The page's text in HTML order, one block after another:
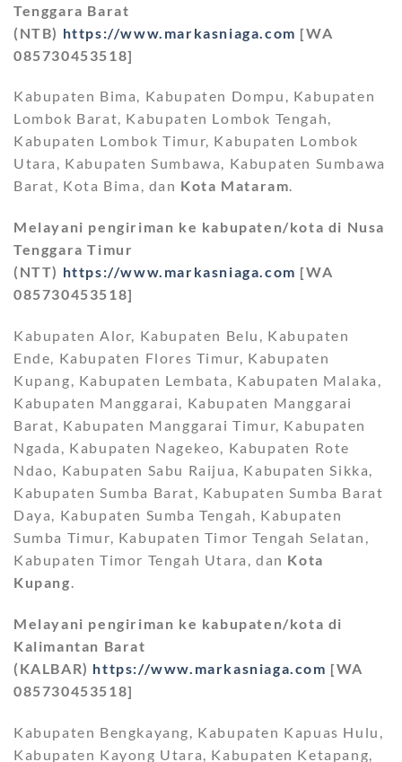
Tenggara Barat
(NTB) https://www.markasniaga.com [WA
085730453518]
Kabupaten Bima, Kabupaten Dompu, Kabupaten
Lombok Barat, Kabupaten Lombok Tengah,
Kabupaten Lombok Timur, Kabupaten Lombok
Utara, Kabupaten Sumbawa, Kabupaten Sumbawa
Barat, Kota Bima, dan Kota Mataram.
Melayani pengiriman ke kabupaten/kota di Nusa
Tenggara Timur
(NTT) https://www.markasniaga.com [WA
085730453518]
Kabupaten Alor, Kabupaten Belu, Kabupaten
Ende, Kabupaten Flores Timur, Kabupaten
Kupang, Kabupaten Lembata, Kabupaten Malaka,
Kabupaten Manggarai, Kabupaten Manggarai
Barat, Kabupaten Manggarai Timur, Kabupaten
Ngada, Kabupaten Nagekeo, Kabupaten Rote
Ndao, Kabupaten Sabu Raijua, Kabupaten Sikka,
Kabupaten Sumba Barat, Kabupaten Sumba Barat
Daya, Kabupaten Sumba Tengah, Kabupaten
Sumba Timur, Kabupaten Timor Tengah Selatan,
Kabupaten Timor Tengah Utara, dan Kota
Kupang.
Melayani pengiriman ke kabupaten/kota di
Kalimantan Barat
(KALBAR) https://www.markasniaga.com [WA
085730453518]
Kabupaten Bengkayang, Kabupaten Kapuas Hulu,
Kabupaten Kayong Utara, Kabupaten Ketapang,